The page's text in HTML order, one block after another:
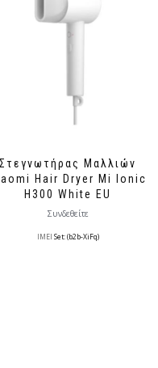
Στεγνωτήρας Μαλλιών
Hair Dryer Mi Ionic
H300 White EU
Συνδεθείτε
IMEI Set: (b2b-XiFq)